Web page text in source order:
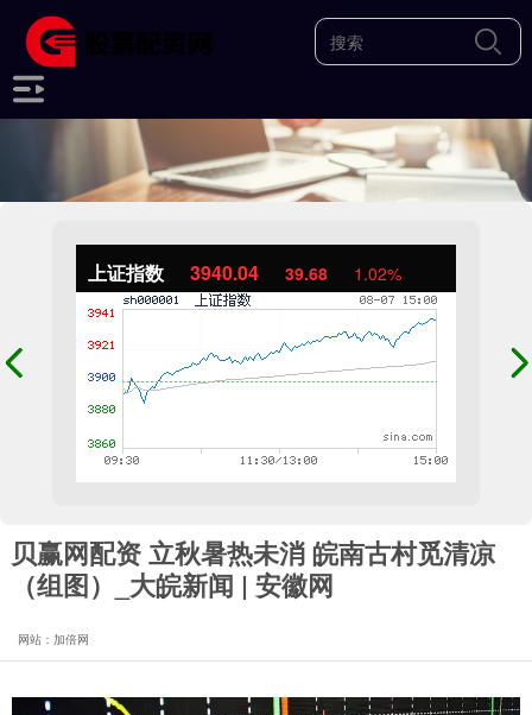
上证指数 3940.04 39.68 1.02%
贝赢网配资 立秋暑热未消 皖南古村觅清凉
（组图）_大皖新闻 | 安徽网
网站：加倍网